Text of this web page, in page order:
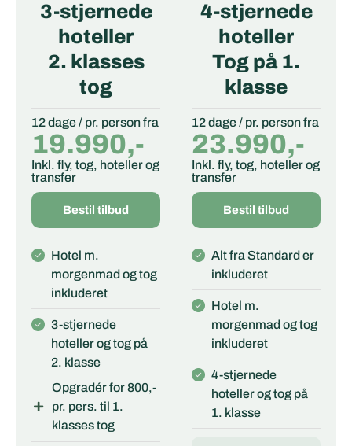
3-stjernede
hoteller
2. klasses
tog
12 dage / pr. person fra
19.990,-
Inkl. fly, tog, hoteller og
transfer
Bestil tilbud
Hotel m.
morgenmad og tog
inkluderet
3-stjernede
hoteller og tog på
2. klasse
Opgradér for 800,-
pr. pers. til 1.
klasses tog
4-stjernede
hoteller
Tog på 1.
klasse
12 dage / pr. person fra
23.990,-
Inkl. fly, tog, hoteller og
transfer
Bestil tilbud
Alt fra Standard er
inkluderet
Hotel m.
morgenmad og tog
inkluderet
4-stjernede
hoteller og tog på
1. klasse